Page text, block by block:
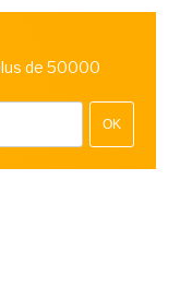
de 50000
OK